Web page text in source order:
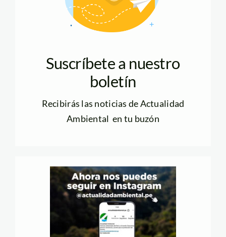
Suscríbete a nuestro
boletín
Recibirás las noticias de Actualidad
Ambiental en tu buzón